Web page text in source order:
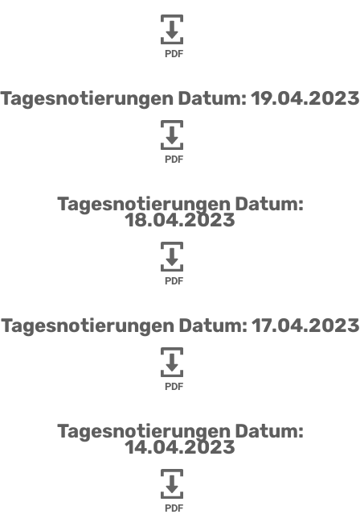
PDF
Tagesnotierungen Datum: 19.04.2023
PDF
Tagesnotierungen Datum:
18.04.2023
PDF
Tagesnotierungen Datum: 17.04.2023
PDF
Tagesnotierungen Datum:
14.04.2023
PDF